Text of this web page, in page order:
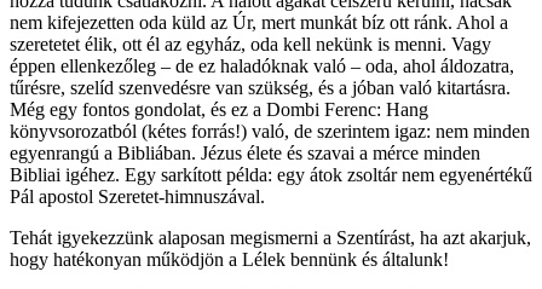
nem kifejezetten oda küld az Úr, mert munkát bíz ott ránk. Ahol a
szeretetet élik, ott él az egyház, oda kell nekünk is menni. Vagy
éppen ellenkezőleg – de ez haladóknak való – oda, ahol áldozatra,
tűrésre, szelíd szenvedésre van szükség, és a jóban való kitartásra.
Még egy fontos gondolat, és ez a Dombi Ferenc: Hang
könyvsorozatból (kétes forrás!) való, de szerintem igaz: nem minden
egyenrangú a Bibliában. Jézus élete és szavai a mérce minden
Bibliai igéhez. Egy sarkított példa: egy átok zsoltár nem egyenértékű
Pál apostol Szeretet-himnuszával.
Tehát igyekezzünk alaposan megismerni a Szentírást, ha azt akarjuk,
hogy hatékonyan működjön a Lélek bennünk és általunk!